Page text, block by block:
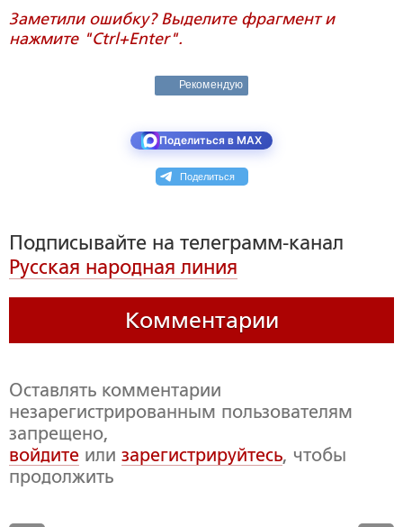
Заметили ошибку? Выделите фрагмент и
нажмите "Ctrl+Enter".
Рекомендую
Поделиться в MAX
Поделиться
Подписывайте на телеграмм-канал
Русская народная линия
Комментарии
Оставлять комментарии
незарегистрированным пользователям
запрещено,
войдите или зарегистрируйтесь, чтобы
продолжить